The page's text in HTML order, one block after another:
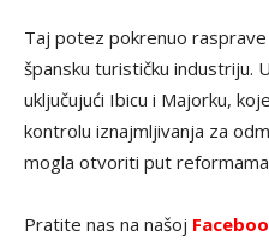
Taj potez pokrenuo rasprave
špansku turističku industriju.
uključujući Ibicu i Majorku,
kontrolu iznajmljivanja za
mogla otvoriti put reformama
Pratite nas na našoj